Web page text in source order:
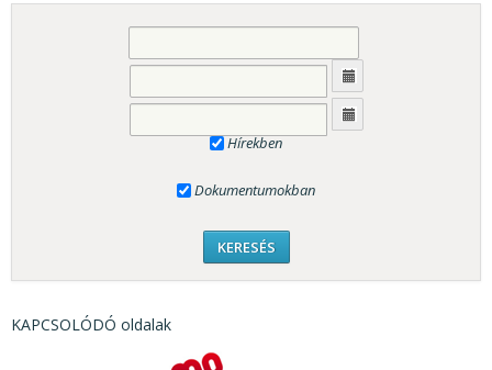
Hírekben
Dokumentumokban
KAPCSOLÓDÓ oldalak